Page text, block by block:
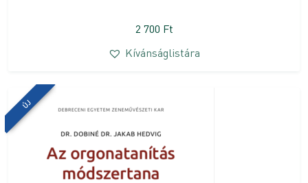
2 700 Ft
Kívánságlistára
ÚJ